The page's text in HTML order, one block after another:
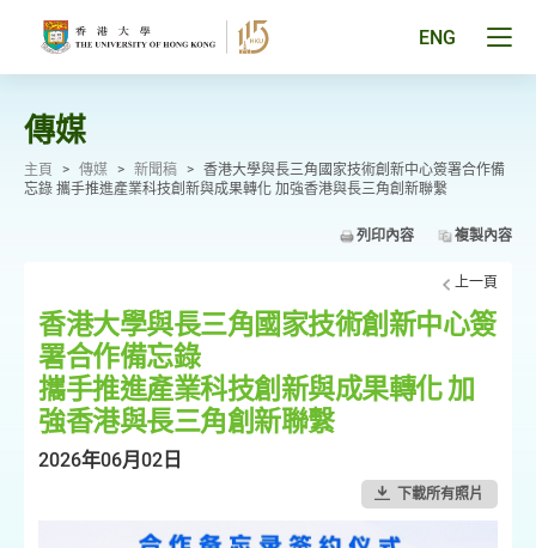
ENG
傳媒
主頁 > 傳媒 > 新聞稿 > 香港大學與長三角國家技術創新中心簽署合作備
忘錄 攜手推進產業科技創新與成果轉化 加強香港與長三角創新聯繫
列印內容 複製內容
上一頁
香港大學與長三角國家技術創新中心簽
署合作備忘錄
攜手推進產業科技創新與成果轉化 加
強香港與長三角創新聯繫
2026年06月02日
下載所有照片